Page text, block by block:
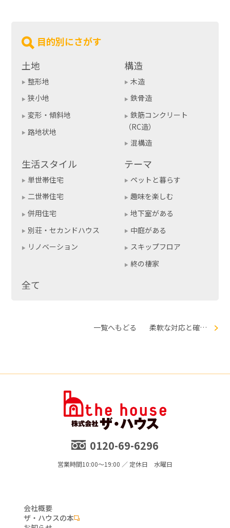
目的別にさがす
土地
整形地
狭小地
変形・傾斜地
路地状地
構造
木造
鉄骨造
鉄筋コンクリート
（RC造）
混構造
生活スタイル
単世帯住宅
二世帯住宅
併用住宅
別荘・セカンドハウス
リノベーション
テーマ
ペットと暮らす
趣味を楽しむ
地下室がある
中庭がある
スキップフロア
終の棲家
全て
一覧へもどる 柔軟な対応と確かな技術を形にした住まい
0120-69-6296
営業時間10:00～19:00 ／ 定休日 水曜日
会社概要
ザ・ハウスの本